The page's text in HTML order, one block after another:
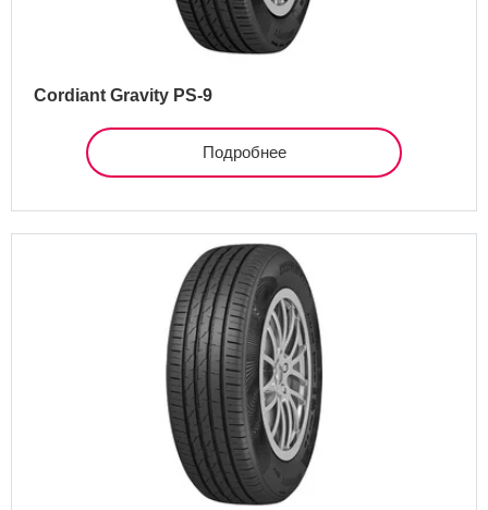
Cordiant Gravity PS-9
Подробнее